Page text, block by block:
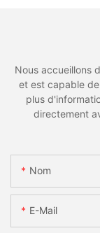
Nous accueillons
et est capable
plus
directement
Nom
E-Mail